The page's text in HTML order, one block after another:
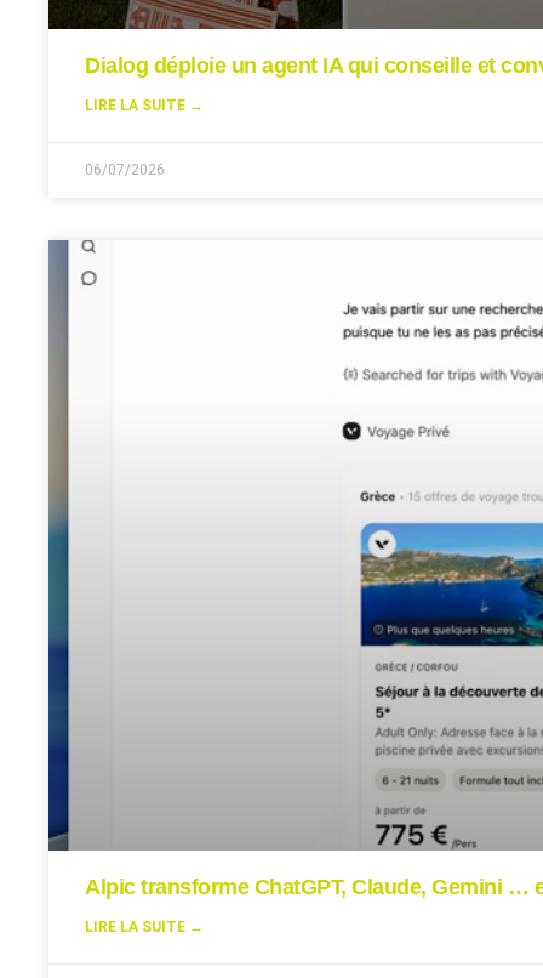
Dialog déploie un agent IA qui conseille et
LIRE LA SUITE →
06/07/2026
Alpic transforme ChatGPT, Claude, Gemini …
LIRE LA SUITE →